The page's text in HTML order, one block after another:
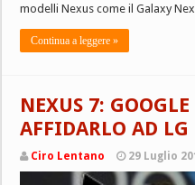
modelli Nexus come il Galaxy
Continua a leggere »
NEXUS 7: GOOGLE
AFFIDARLO AD LG
Ciro Lentano 29 Luglio